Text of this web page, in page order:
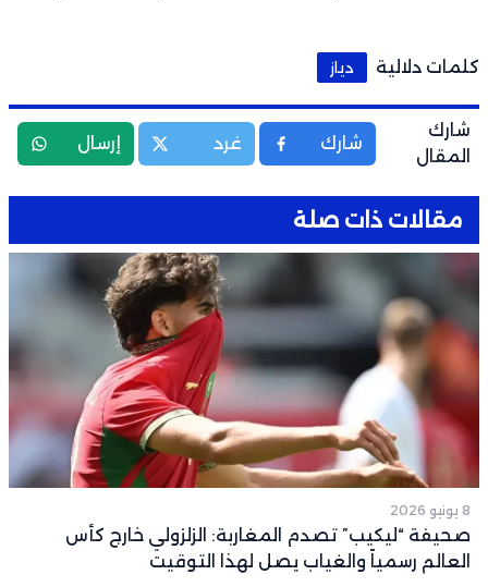
كلمات دلالية دياز
شارك
المقال
شارك غرد إرسال
مقالات ذات صلة
8 يونيو 2026
صحيفة “ليكيب” تصدم المغاربة: الزلزولي خارج كأس
العالم رسمياً والغياب يصل لهذا التوقيت